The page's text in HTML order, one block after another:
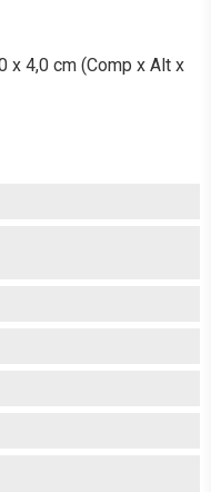
x 4,0 cm (Comp x Alt x